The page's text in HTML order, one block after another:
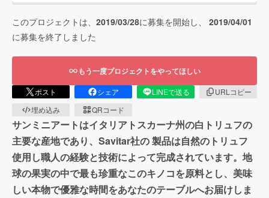
このプロジェクトは、 2019/03/28に募集を開始し、 2019/04/01
に募集を終了しました
もう一度プロジェクトをやってほしい
ポスト シェア LINEで送る
URLコピー
埋め込み
QRコード
サンミニアートはイタリアトスカーナ州の白トリュフの
主要な産地であり、Savitar社の 製品は自然のトリュフ
使用し職人の経験と技術によって完成されています。地
球の果実の中で最も珍重なこのキノコを原料とし、美味
しい本物で優雅な時間をあなたのテーブルへお届けしま